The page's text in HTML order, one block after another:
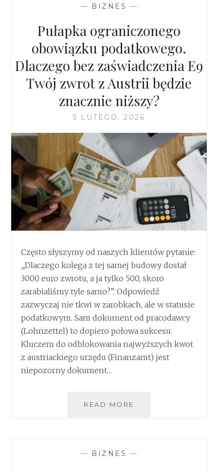
KSIĘGOWOŚĆ
JEST
BEZPIECZNA?
— BIZNES —
Pułapka ograniczonego
obowiązku podatkowego.
Dlaczego bez zaświadczenia E9
Twój zwrot z Austrii będzie
znacznie niższy?
5 LUTEGO, 2026
Często słyszymy od naszych klientów pytanie:
„Dlaczego kolega z tej samej budowy dostał
3000 euro zwrotu, a ja tylko 500, skoro
zarabialiśmy tyle samo?”. Odpowiedź
zazwyczaj nie tkwi w zarobkach, ale w statusie
podatkowym. Sam dokument od pracodawcy
(Lohnzettel) to dopiero połowa sukcesu.
Kluczem do odblokowania najwyższych kwot
z austriackiego urzędu (Finanzamt) jest
niepozorny dokument…
READ MORE
— BIZNES —